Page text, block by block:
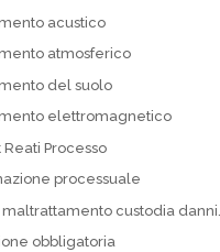
acustico
atmosferico
del suolo
elettromagnetico
Processo
processuale
custodia danni…
obbligatoria